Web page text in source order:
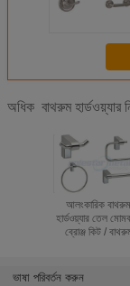
অধিক বাথরুম হার্ডওয়্যার
আলংকারিক বাথরুম
হার্ডওয়্যার তেল
ব্রোঞ্জ কিট /
ভাষা পরিবর্তন করুন